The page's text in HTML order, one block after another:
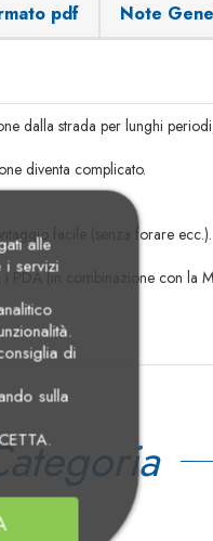
pdf Note
dalla strada per lunghi
diventa complicato.
facile (senza forare ecc.).
PDA (in combinazione con la
alle
i servizi
di
sulla